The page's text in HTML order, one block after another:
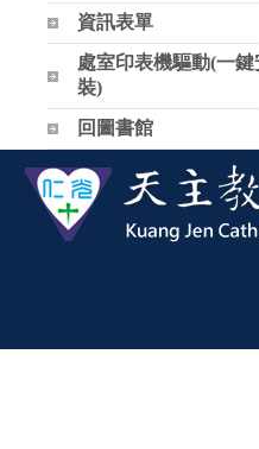
資訊表單
處室印表機驅動(一鍵
裝)
回圖書館